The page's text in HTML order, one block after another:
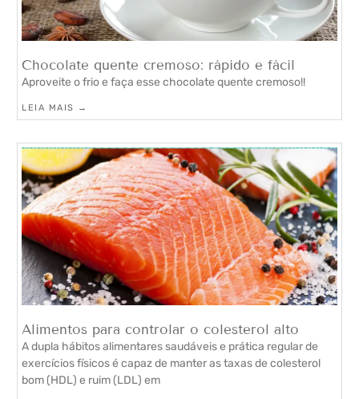
Chocolate quente cremoso: rápido e fácil
Aproveite o frio e faça esse chocolate quente cremoso!!
LEIA MAIS →
Alimentos para controlar o colesterol alto
A dupla hábitos alimentares saudáveis e prática regular de
exercícios físicos é capaz de manter as taxas de colesterol
bom (HDL) e ruim (LDL) em